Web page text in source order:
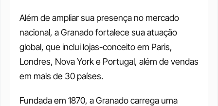
Além de ampliar sua presença no mercado
nacional, a Granado fortalece sua atuação
global, que inclui lojas-conceito em Paris,
Londres, Nova York e Portugal, além de vendas
em mais de 30 países.
Fundada em 1870, a Granado carrega uma